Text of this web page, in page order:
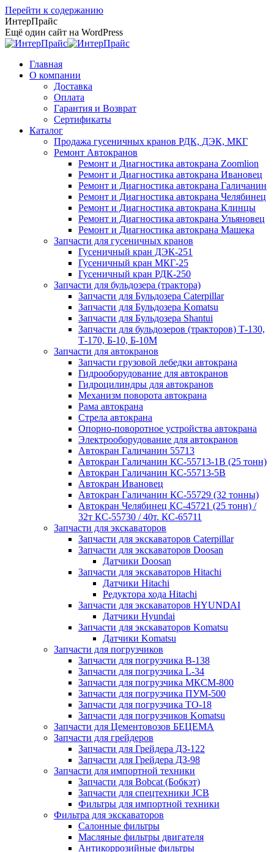
Перейти к содержанию
ИнтерПрайс
Ещё один сайт на WordPress
Главная
О компании
Доставка
Оплата
Гарантия и Возврат
Сертификаты
Каталог
Продажа гусеничных кранов РДК, ДЭК, МКГ
Ремонт Автокранов
Ремонт и Диагностика автокрана Zoomlion
Ремонт и Диагностика автокрана Ивановец
Ремонт и Диагностика автокрана Галичанин
Ремонт и Диагностика автокрана Челябинец
Ремонт и Диагностика автокрана Клинцы
Ремонт и Диагностика автокрана Ульяновец
Ремонт и Диагностика автокрана Машека
Запчасти для гусеничных кранов
Гусеничный кран ДЭК-251
Гусеничный кран МКГ-25
Гусеничный кран РДК-250
Запчасти для бульдозера (трактора)
Запчасти для Бульдозера Caterpillar
Запчасти для Бульдозера Komatsu
Запчасти для Бульдозера Shantui
Запчасти для бульдозеров (тракторов) Т-130,
Т-170, Б-10, Б-10М
Запчасти для автокранов
Запчасти грузовой лебедки автокрана
Гидрооборудование для автокранов
Гидроцилиндры для автокранов
Механизм поворота автокрана
Рама автокрана
Стрела автокрана
Опорно-поворотное устройства автокрана
Электрооборудование для автокранов
Автокран Галичанин 55713
Автокран Галичанин КС-55713-1В (25 тонн)
Автокран Галичанин КС-55713-5В
Автокран Ивановец
Автокран Галичанин КС-55729 (32 тонны)
Автокран Челябинец КС-45721 (25 тонн) /
32т КС-55730 / 40т. КС-65711
Запчасти для экскаваторов
Запчасти для экскаваторов Caterpillar
Запчасти для экскаваторов Doosan
Датчики Doosan
Запчасти для экскаваторов Hitachi
Датчики Hitachi
Редуктора хода Hitachi
Запчасти для экскаваторов HYUNDAI
Датчики Hyundai
Запчасти для экскаваторов Komatsu
Датчики Komatsu
Запчасти для погрузчиков
Запчасти для погрузчика B-138
Запчасти для погрузчика L-34
Запчасти для погрузчика МКСМ-800
Запчасти для погрузчика ПУМ-500
Запчасти для погрузчика ТО-18
Запчасти для погрузчиков Komatsu
Запчасти для Цементовозов БЕЦЕМА
Запчасти для грейдеров
Запчасти для Грейдера ДЗ-122
Запчасти для Грейдера ДЗ-98
Запчасти для импортной техники
Запчасти для Bobcat (Бобкэт)
Запчасти для спецтехники JCB
Фильтры для импортной техники
Фильтра для экскаваторов
Салонные фильтры
Масляные фильтры двигателя
Антикоррозийные фильтры